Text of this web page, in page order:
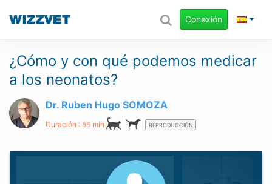
Conexión
¿Cómo y con qué podemos medicar
a los neonatos?
Dr. Ruben Hugo SOMOZA
Duración : 56 min REPRODUCCIÓN